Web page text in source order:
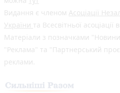
Видання є членом Асоціації
України та Всесвітньої асоціації
Матеріали з позначками
"Реклама" та "Партнерський
реклами.